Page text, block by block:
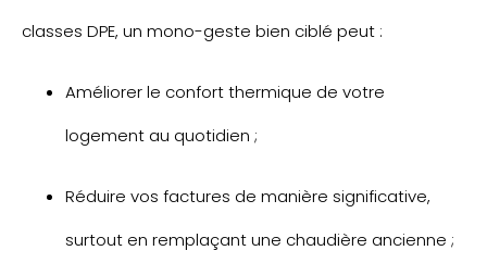
classes DPE, un mono-geste bien ciblé peut :
Améliorer le confort thermique de votre
logement au quotidien ;
Réduire vos factures de manière significative,
surtout en remplaçant une chaudière ancienne ;